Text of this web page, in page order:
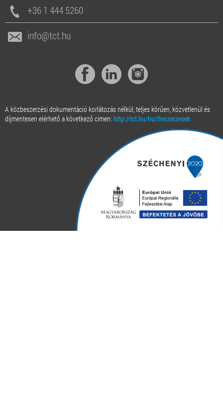
+36 1 444 5260
info@tct.hu
A közbeszerzési dokumentáció korlátozás nélkül, teljes körűen, közvetlenül és
díjmentesen elérhető a következő címen: http://tct.hu/hu/Beszerzesek